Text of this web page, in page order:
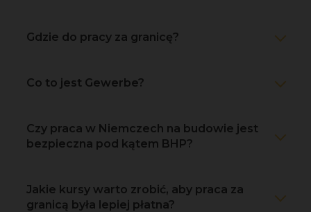
Gdzie do pracy za granicę?
Co to jest Gewerbe?
Czy praca w Niemczech na budowie jest
bezpieczna pod kątem BHP?
Jakie kursy warto zrobić, aby praca za
granicą była lepiej płatna?